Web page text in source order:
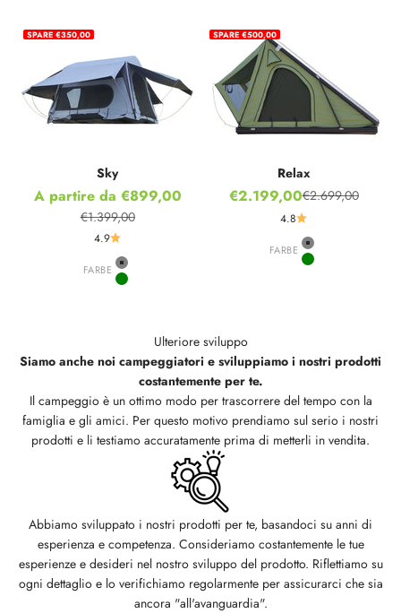
SPARE €350,00
Sky
Prezzo scontato
A partire da €899,00
Prezzo
€1.399,00
4.9
FARBE
Grey
Green
SPARE €500,00
Relax
Prezzo scontato
€2.199,00Prezzo
€2.699,00
4.8
FARBE
Grey
Green
Ulteriore sviluppo
Siamo anche noi campeggiatori e sviluppiamo i nostri prodotti
costantemente per te.
Il campeggio è un ottimo modo per trascorrere del tempo con la
famiglia e gli amici. Per questo motivo prendiamo sul serio i nostri
prodotti e li testiamo accuratamente prima di metterli in vendita.
Abbiamo sviluppato i nostri prodotti per te, basandoci su anni di
esperienza e competenza. Consideriamo costantemente le tue
esperienze e desideri nel nostro sviluppo del prodotto. Riflettiamo su
ogni dettaglio e lo verifichiamo regolarmente per assicurarci che sia
ancora "all'avanguardia".